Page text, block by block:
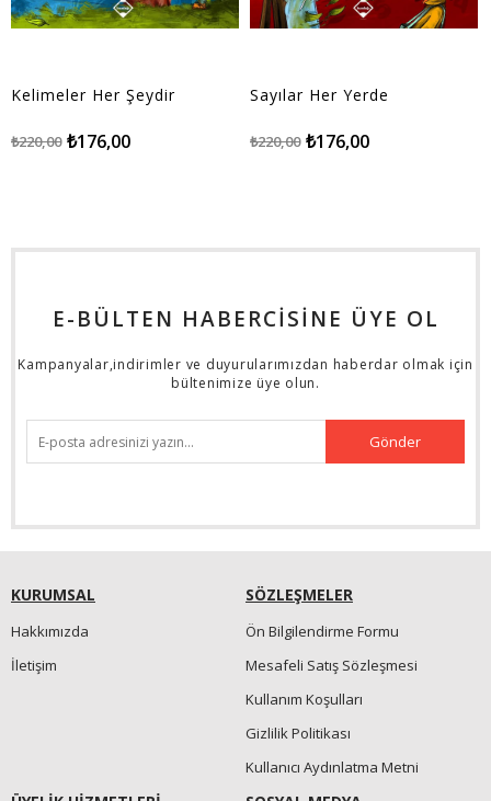
Kelimeler Her Şeydir
₺176,00
₺220,00
Sayılar Her Yerde
₺176,00
₺220,00
E-BÜLTEN HABERCİSİNE ÜYE OL
Kampanyalar,indirimler ve duyurularımızdan haberdar olmak için
bültenimize üye olun.
Gönder
KURUMSAL
Hakkımızda
İletişim
SÖZLEŞMELER
Ön Bilgilendirme Formu
Mesafeli Satış Sözleşmesi
Kullanım Koşulları
Gizlilik Politikası
Kullanıcı Aydınlatma Metni